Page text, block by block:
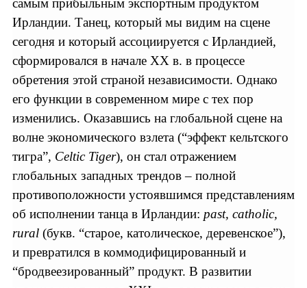
самым прибыльным экспортным продуктом
Ирландии. Танец, который мы видим на сцене
сегодня и который ассоциируется с Ирландией,
сформировался в начале ХХ в. в процессе
обретения этой страной независимости. Однако
его функции в современном мире с тех пор
изменились. Оказавшись на глобальной сцене на
волне экономического взлета (“эффект кельтского
тигра”, Celtic Tiger), он стал отражением
глобальных западных трендов – полной
противоположности устоявшимся представлениям
об исполнении танца в Ирландии: past, catholic,
rural (букв. “старое, католическое, деревенское”),
и превратился в коммодифицированный и
“бродвеезированный” продукт. В развитии